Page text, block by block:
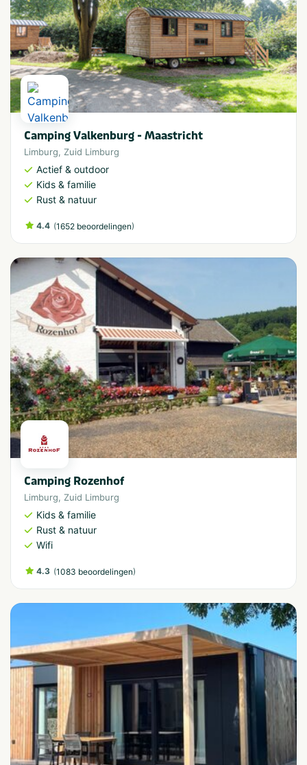
Camping Valkenburg - Maastricht
Limburg, Zuid Limburg
Actief & outdoor
Kids & familie
Rust & natuur
4.4 (1652 beoordelingen)
Camping Rozenhof
Limburg, Zuid Limburg
Kids & familie
Rust & natuur
Wifi
4.3 (1083 beoordelingen)